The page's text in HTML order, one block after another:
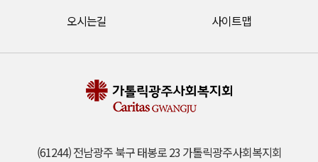
오시는길 사이트맵
(61244) 전남광주 북구 태봉로 23 가톨릭광주사회복지회